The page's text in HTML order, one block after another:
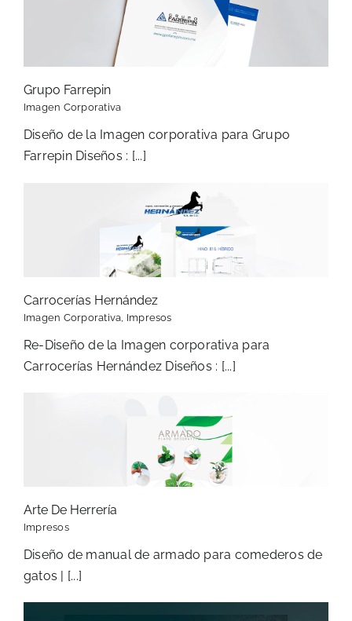
Grupo Farrepin
Imagen Corporativa
Diseño de la Imagen corporativa para Grupo
Farrepin Diseños : [...]
Carrocerías Hernández
Imagen Corporativa, Impresos
Re-Diseño de la Imagen corporativa para
Carrocerías Hernández Diseños : [...]
Arte De Herrería
Impresos
Diseño de manual de armado para comederos de
gatos | [...]